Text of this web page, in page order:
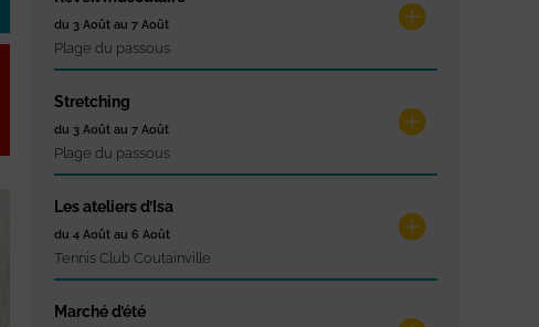
du 3 Août au 7 Août
Plage du passous
Stretching
du 3 Août au 7 Août
Plage du passous
Les ateliers d’Isa
du 4 Août au 6 Août
Tennis Club Coutainville
Marché d’été